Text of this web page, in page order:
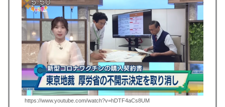
https://www.youtube.com/watch?v=hDTF4aCs8UM